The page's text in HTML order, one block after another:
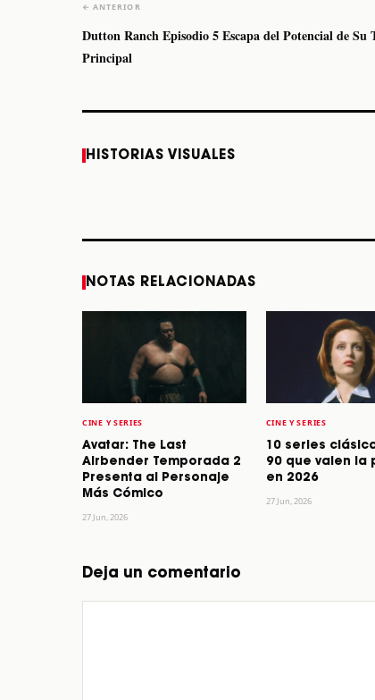
← ANTERIOR
Dutton Ranch Episodio 5 Escapa del Potencial de Su
Principal
HISTORIAS VISUALES
Monterrey el próximo
NOTAS RELACIONADAS
CINE Y SERIES
Avatar: The Last
Airbender Temporada 2
Presenta al Personaje
Más Cómico
27 Jun, 2026
CINE Y SERIES
10 series
90 que valen la
en 2026
27 Jun, 2026
Deja un comentario
Comentario